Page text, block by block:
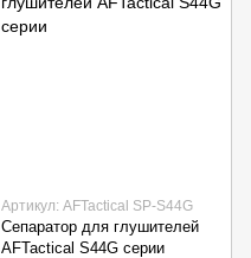
Артикул: AFTactical SP-S44G
Сепаратор для глушителей
AFTactical S44G серии